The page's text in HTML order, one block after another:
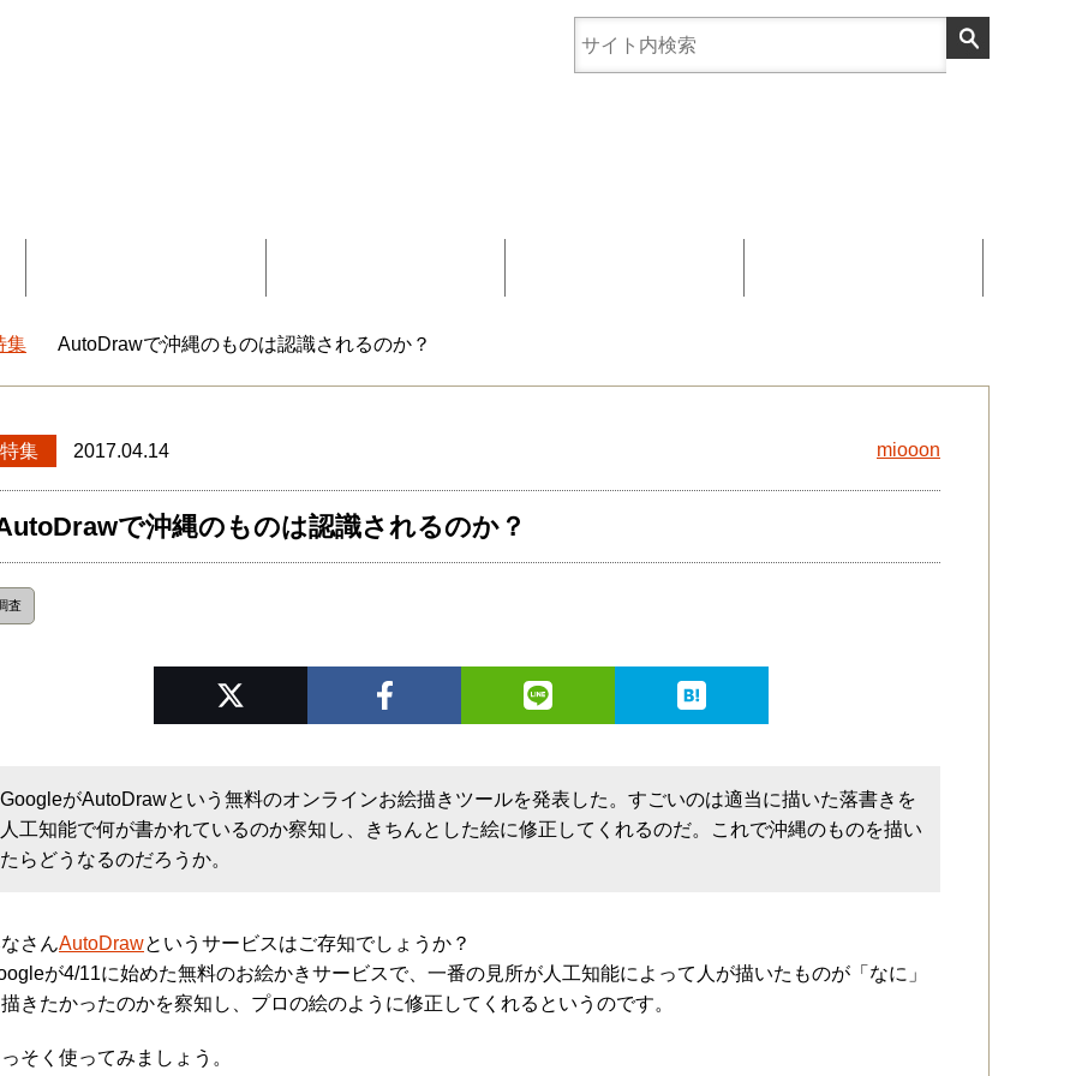
トップ
集 AutoDrawで沖縄のものは認識されるのか？
特集 2017.04.14 miooon
で沖縄のものは認識されるのか？
査
GoogleがAutoDrawという無料のオンラインお絵描きツールを発表した。すごいのは適当に描いた落書きを
人工知能で何が書かれているのか察知し、きちんとした絵に修正してくれるのだ。これで沖縄のものを描い
たらどうなるのだろうか。
さんAutoDrawというサービスはご存知でしょうか？
が4/11に始めた無料のお絵かきサービスで、一番の見所が人工知能によって人が描いたものが「なに」
きたかったのかを察知し、プロの絵のように修正してくれるというのです。
そく使ってみましょう。